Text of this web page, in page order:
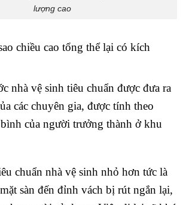
lượng cao
chiều cao tổng thể lại có kích
nhà vệ sinh tiêu chuẩn được đưa ra
các chuyên gia, được tính theo
của người trưởng thành ở khu
chuẩn nhà vệ sinh nhỏ hơn tức là
sàn đến đỉnh vách bị rút ngắn lại,